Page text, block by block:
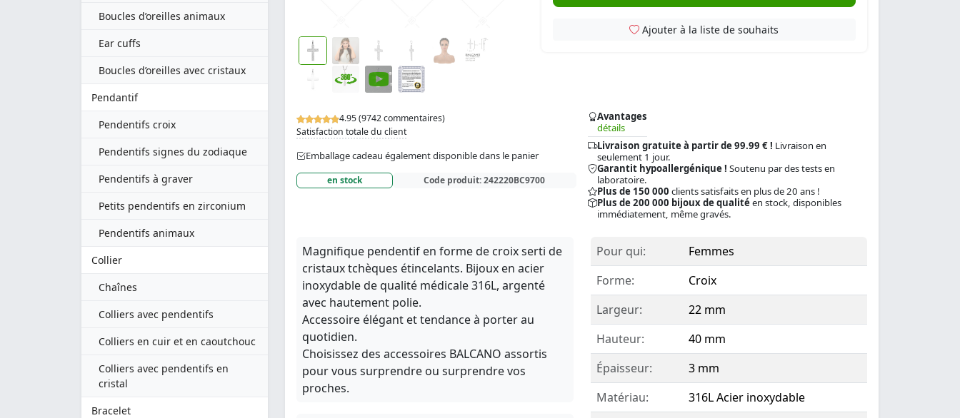
Boucles d’oreilles animaux
Ear cuffs
Boucles d’oreilles avec cristaux
Pendantif
Pendentifs croix
Pendentifs signes du zodiaque
Pendentifs à graver
Petits pendentifs en zirconium
Pendentifs animaux
Collier
Chaînes
Colliers avec pendentifs
Colliers en cuir et en caoutchouc
Colliers avec pendentifs en
cristal
Bracelet
4.95 (9742 commentaires)
Satisfaction totale du client
Emballage cadeau également disponible dans le panier
en stock Code produit:242220BC9700
Avantages
détails
Livraison gratuite à partir de 99.99 € ! Livraison en
seulement 1 jour.
Garantit hypoallergénique ! Soutenu par des tests en
laboratoire.
Plus de 150 000 clients satisfaits en plus de 20 ans !
Plus de 200 000 bijoux de qualitéen stock, disponibles
immédiatement, même gravés.
Ajouter à la liste de souhaits
Magnifique pendentif en forme de croix serti de
cristaux tchèques étincelants. Bijoux en acier
inoxydable de qualité médicale 316L, argenté
avec hautement polie.
Accessoire élégant et tendance à porter au
quotidien.
Choisissez des accessoires BALCANO assortis
pour vous surprendre ou surprendre vos
proches.
Pour qui:
Femmes
Forme:
Croix
Largeur:
22 mm
Hauteur:
40 mm
Épaisseur:
3 mm
Matériau:
316L Acier inoxydable